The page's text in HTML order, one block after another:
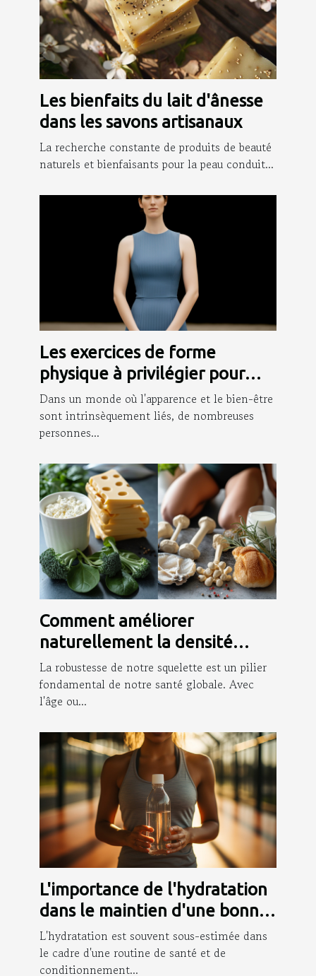
Les bienfaits du lait d'ânesse
dans les savons artisanaux
La recherche constante de produits de beauté
naturels et bienfaisants pour la peau conduit...
Les exercices de forme
physique à privilégier pour
renforcer l'action de votre
gaine amincissante
Dans un monde où l'apparence et le bien-être
sont intrinsèquement liés, de nombreuses
personnes...
Comment améliorer
naturellement la densité
osseuse grâce à l'alimentation
et l'exercice
La robustesse de notre squelette est un pilier
fondamental de notre santé globale. Avec
l'âge ou...
L'importance de l'hydratation
dans le maintien d'une bonne
forme physique
L'hydratation est souvent sous-estimée dans
le cadre d'une routine de santé et de
conditionnement...